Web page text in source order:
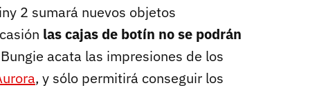
2 sumará nuevos objetos
las cajas de botín no se podrán
acata las impresiones de los
, y sólo permitirá conseguir los